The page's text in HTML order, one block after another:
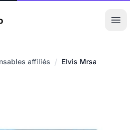
affiliés / Elvis Mrsa